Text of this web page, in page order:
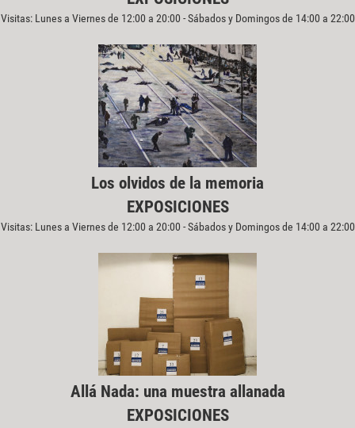
Visitas: Lunes a Viernes de 12:00 a 20:00 - Sábados y Domingos de 14:00 a 22:00
Los olvidos de la memoria
EXPOSICIONES
Visitas: Lunes a Viernes de 12:00 a 20:00 - Sábados y Domingos de 14:00 a 22:00
Allá Nada: una muestra allanada
EXPOSICIONES